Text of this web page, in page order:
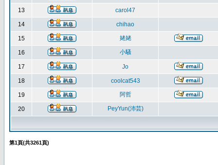
13 carol47
14 chihao
15 姥姥
16 小騷
17 Jo
18 coolcat543
19 阿哲
20 PeyYun(沛芸)
第1頁(共3261頁)